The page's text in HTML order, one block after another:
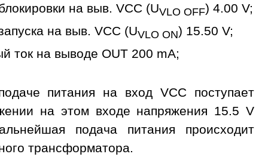
на выв. VCC (UVLO OFF) 4.00 V;
на выв. VCC (UVLO ON) 15.50 V;
ток на выводе OUT 200 mA;
питания на вход VCC поступает
на этом входе напряжения 15.5 V
подача питания происходит
трансформатора.